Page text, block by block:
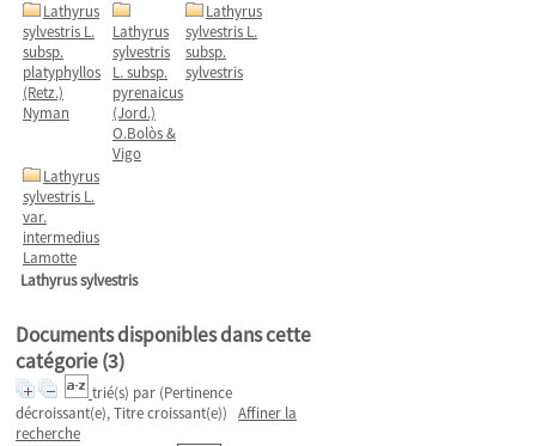
Lathyrus
sylvestris L.
subsp.
platyphyllos
(Retz.)
Nyman
Lathyrus
sylvestris
L. subsp.
pyrenaicus
(Jord.)
O.Bolòs &
Vigo
Lathyrus
sylvestris L.
subsp.
sylvestris
Lathyrus
sylvestris L.
var.
intermedius
Lamotte
Lathyrus sylvestris
Documents disponibles dans cette
catégorie (3)
trié(s) par (Pertinence
décroissant(e), Titre croissant(e)) Affiner la
recherche